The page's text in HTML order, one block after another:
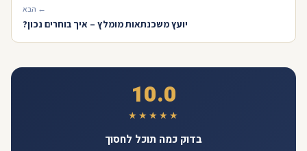
← הבא
יועץ משכנתאות מומלץ – איך בוחרים נכון?
10.0
★★★★★
בדוק כמה תוכל לחסוך